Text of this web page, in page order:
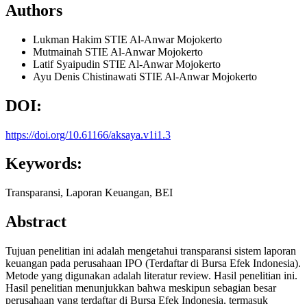
Authors
Lukman Hakim STIE Al-Anwar Mojokerto
Mutmainah STIE Al-Anwar Mojokerto
Latif Syaipudin STIE Al-Anwar Mojokerto
Ayu Denis Chistinawati STIE Al-Anwar Mojokerto
DOI:
https://doi.org/10.61166/aksaya.v1i1.3
Keywords:
Transparansi, Laporan Keuangan, BEI
Abstract
Tujuan penelitian ini adalah mengetahui transparansi sistem laporan
keuangan pada perusahaan IPO (Terdaftar di Bursa Efek Indonesia).
Metode yang digunakan adalah literatur review. Hasil penelitian ini.
Hasil penelitian menunjukkan bahwa meskipun sebagian besar
perusahaan yang terdaftar di Bursa Efek Indonesia, termasuk